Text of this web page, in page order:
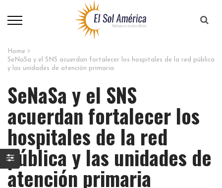
Home
SeNaSa y el SNS acuerdan fortalecer los hospitales de la red pública
y las unidades de atención primaria
SeNaSa y el SNS
acuerdan fortalecer los
hospitales de la red
pública y las unidades de
atención primaria